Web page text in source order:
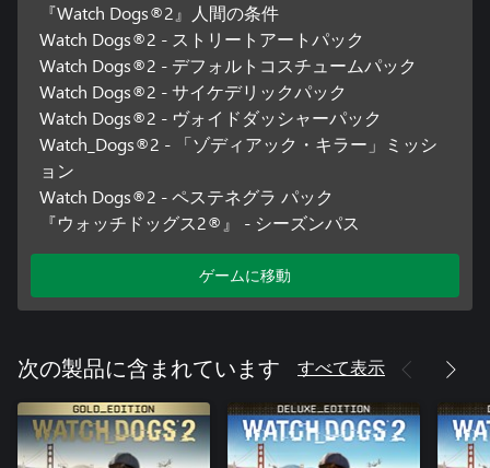
『Watch Dogs®2』人間の条件
Watch Dogs®2 - ストリートアートパック
Watch Dogs®2 - デフォルトコスチュームパック
Watch Dogs®2 - サイケデリックパック
Watch Dogs®2 - ヴォイドダッシャーパック
Watch_Dogs®2 - 「ゾディアック・キラー」ミッシ
ョン
Watch Dogs®2 - ペステネグラ パック
『ウォッチドッグス2®』 - シーズンパス
ゲームに移動
次の製品に含まれています すべて表示